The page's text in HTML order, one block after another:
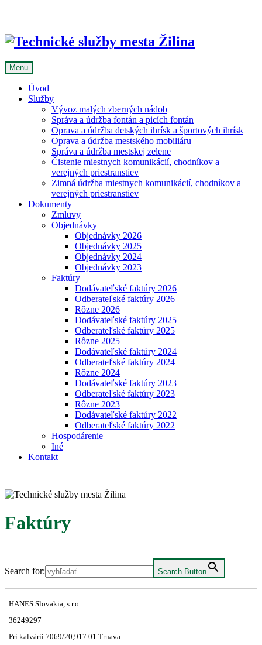
Menu
Úvod
Služby
Vývoz malých zberných nádob
Správa a údržba fontán a picích fontán
Oprava a údržba detských ihrísk a športových ihrísk
Oprava a údržba mestského mobiliáru
Správa a údržba mestskej zelene
Čistenie miestnych komunikácií, chodníkov a
verejných priestranstiev
Zimná údržba miestnych komunikácií, chodníkov a
verejných priestranstiev
Dokumenty
Zmluvy
Objednávky
Objednávky 2026
Objednávky 2025
Objednávky 2024
Objednávky 2023
Faktúry
Dodávateľské faktúry 2026
Odberateľské faktúry 2026
Rôzne 2026
Dodávateľské faktúry 2025
Odberateľské faktúry 2025
Rôzne 2025
Dodávateľské faktúry 2024
Odberateľské faktúry 2024
Rôzne 2024
Dodávateľské faktúry 2023
Odberateľské faktúry 2023
Rôzne 2023
Dodávateľské faktúry 2022
Odberateľské faktúry 2022
Hospodárenie
Iné
Kontakt
Faktúry
Search for: Search Button
HANES Slovakia, s.r.o.
36249297
Pri kalvárii 7069/20,917 01 Trnava